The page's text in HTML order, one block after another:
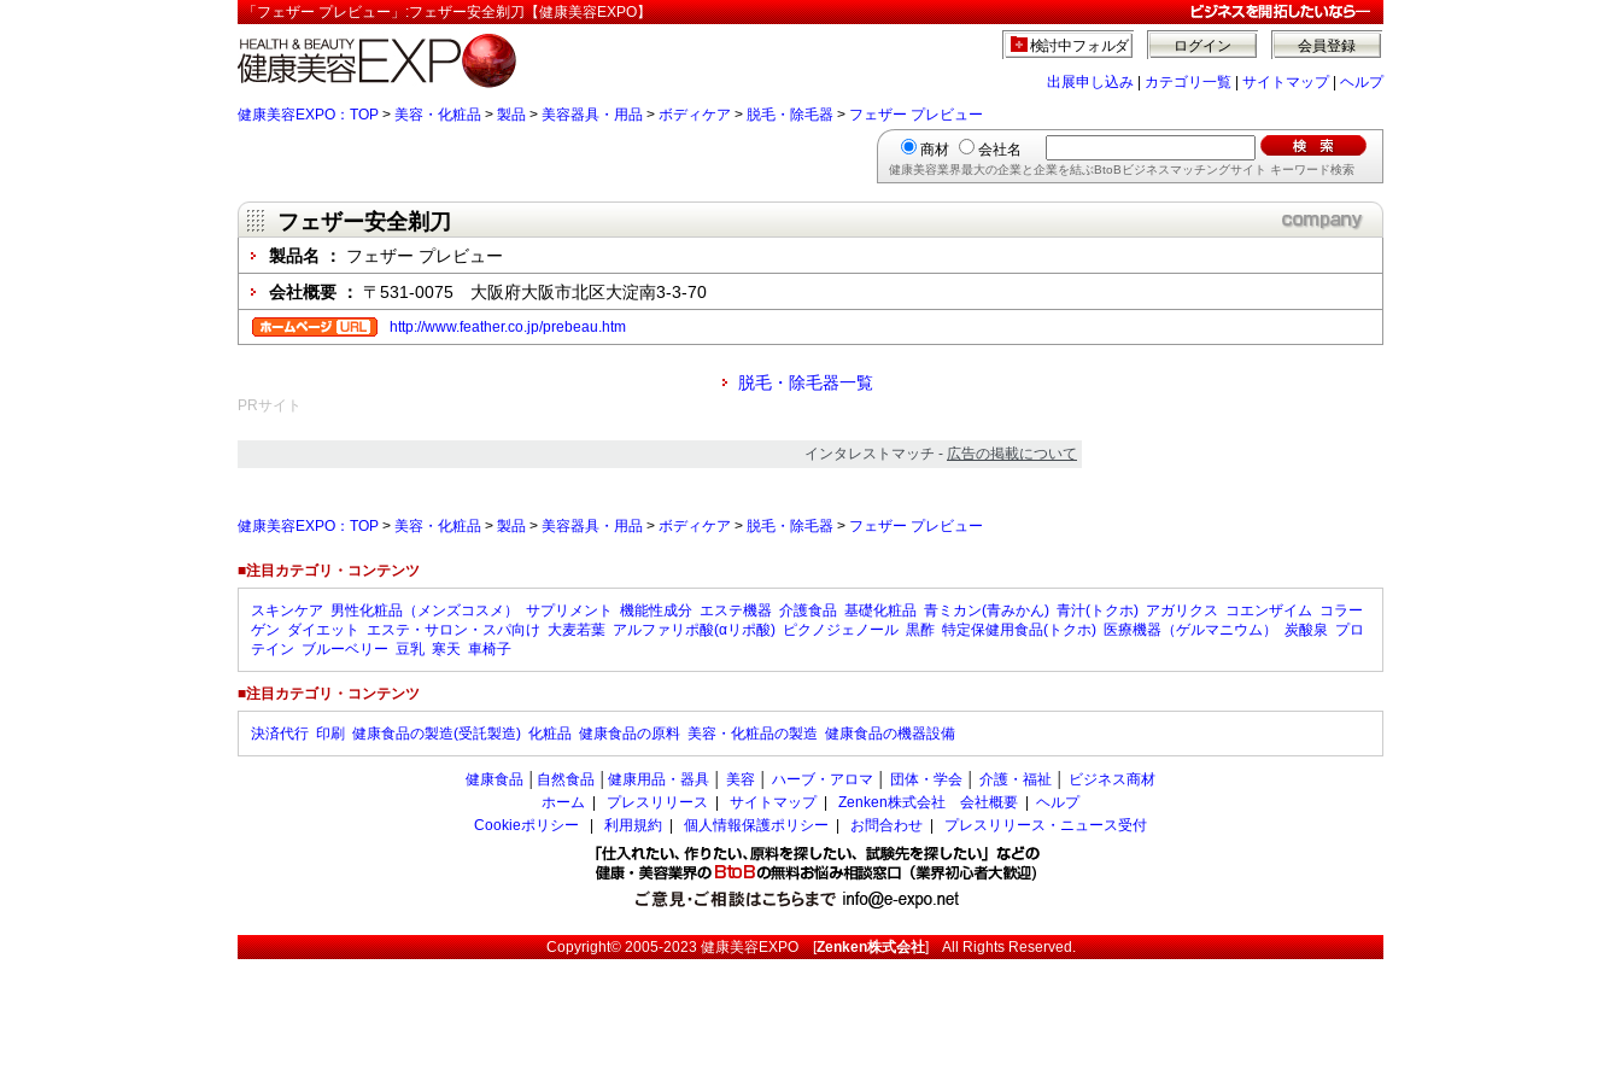
「フェザー プレビュー」:フェザー安全剃刀【健康美容EXPO】
会員登録
ログイン
検討中フォルダ
出展申し込み カテゴリ一覧 サイトマップ| ヘルプ
健康美容EXPO：TOP > 美容・化粧品 > 製品 > 美容器具・用品 > ボディケア > 脱毛・除毛器 > フェザー プレビュー
商材 会社名
健康美容業界最大の企業と企業を結ぶBtoBビジネスマッチングサイト キーワード検索
フェザー安全剃刀
製品名 ： フェザー プレビュー
会社概要 ： 〒531-0075 大阪府大阪市北区大淀南3-3-70
http://www.feather.co.jp/prebeau.htm
脱毛・除毛器一覧
PRサイト
インタレストマッチ - 広告の掲載について
健康美容EXPO：TOP > 美容・化粧品 > 製品 > 美容器具・用品 > ボディケア > 脱毛・除毛器 > フェザー プレビュー
■注目カテゴリ・コンテンツ
スキンケア 男性化粧品（メンズコスメ） サプリメント 機能性成分 エステ機器 介護食品 基礎化粧品 青ミカン(青みかん) 青汁(トクホ) アガリクス コエンザイム コラー
ゲン ダイエット エステ・サロン・スパ向け 大麦若葉 アルファリポ酸(αリポ酸) ピクノジェノール 黒酢 特定保健用食品(トクホ) 医療機器（ゲルマニウム） 炭酸泉 プロ
テイン ブルーベリー 豆乳 寒天 車椅子
■注目カテゴリ・コンテンツ
決済代行 印刷 健康食品の製造(受託製造) 化粧品 健康食品の原料 美容・化粧品の製造 健康食品の機器設備
健康食品 自然食品 健康用品・器具 美容 ハーブ・アロマ 団体・学会 介護・福祉
ビジネス商材
ホーム
プレスリリース サイトマップ| Zenken株式会社 会社概要
ヘルプ
Cookieポリシー
利用規約 個人情報保護ポリシー お問合わせ プレスリリース・ニュース受付
Copyright© 2005-2023健康美容EXPO[Zenken株式会社] All Rights Reserved.